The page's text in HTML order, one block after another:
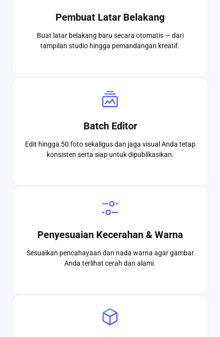
Pembuat Latar Belakang
Buat latar belakang baru secara otomatis — dari
tampilan studio hingga pemandangan kreatif.
Batch Editor
Edit hingga 50 foto sekaligus dan jaga visual Anda tetap
konsisten serta siap untuk dipublikasikan.
Penyesuaian Kecerahan & Warna
Sesuaikan pencahayaan dan nada warna agar gambar
Anda terlihat cerah dan alami.